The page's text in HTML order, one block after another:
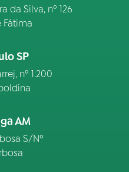
da Silva, nº 126
Fátima
SP
nº 1.200
AM
S/Nº